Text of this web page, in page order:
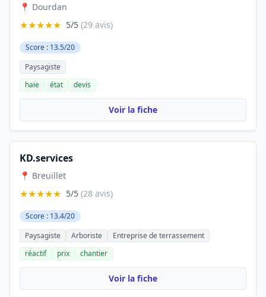
📍 Dourdan
★★★★★ 5/5 (29 avis)
Score : 13.5/20
Paysagiste
haie
état devis
Voir la fiche
KD.services
📍 Breuillet
★★★★★ 5/5 (28 avis)
Score : 13.4/20
Paysagiste
Arboriste
Entreprise de terrassement
réactif
prix chantier
Voir la fiche